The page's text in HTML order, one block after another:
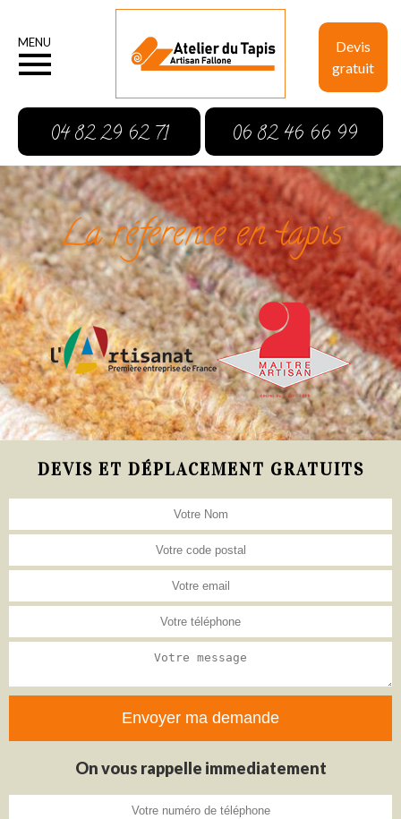
Devis
gratuit
MENU
04 82 29 62 71 06 82 46 66 99
La référence en tapis
DEVIS ET DÉPLACEMENT GRATUITS
On vous rappelle immediatement